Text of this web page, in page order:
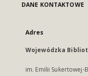
DANE KONTAKTOWE
Adres
Wojewódzka
im. Emilii Sukertowej-